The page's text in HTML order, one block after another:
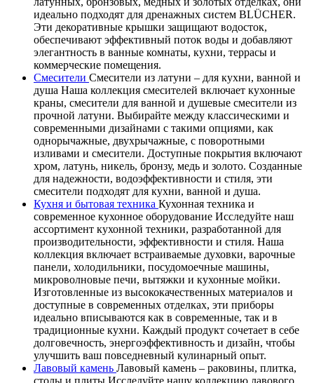
идеально подходят для дренажных систем BLÜCHER.
Эти декоративные крышки защищают водосток,
обеспечивают эффективный поток воды и добавляют
элегантность в ванные комнаты, кухни, террасы и
коммерческие помещения.
Смесители Смесители из латуни – для кухни, ванной и
душа Наша коллекция смесителей включает кухонные
краны, смесители для ванной и душевые смесители из
прочной латуни. Выбирайте между классическими и
современными дизайнами с такими опциями, как
однорычажные, двухрычажные, с поворотными
изливами и смесители. Доступные покрытия включают
хром, латунь, никель, бронзу, медь и золото. Созданные
для надежности, водоэффективности и стиля, эти
смесители подходят для кухни, ванной и душа.
Кухня и бытовая техника Кухонная техника и
современное кухонное оборудование Исследуйте наш
ассортимент кухонной техники, разработанной для
производительности, эффективности и стиля. Наша
коллекция включает встраиваемые духовки, варочные
панели, холодильники, посудомоечные машины,
микроволновые печи, вытяжки и кухонные мойки.
Изготовленные из высококачественных материалов и
доступные в современных отделках, эти приборы
идеально вписываются как в современные, так и в
традиционные кухни. Каждый продукт сочетает в себе
долговечность, энергоэффективность и дизайн, чтобы
улучшить ваш повседневный кулинарный опыт.
Лавовый камень Лавовый камень – раковины, плитка,
столы и плиты Исследуйте нашу коллекцию лавового